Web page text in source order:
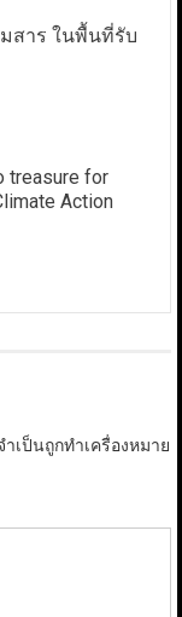
สาร ในพื้นที่รับ
treasure for
Action
เป็นถูกทำเครื่องหมาย